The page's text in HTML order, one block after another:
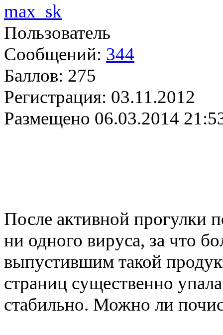
max_sk
Пользователь
Сообщений: 344
Баллов: 275
Регистрация: 03.11.2012
Размещено 06.03.2014
После активной прогулки
ни одного вируса, за что
выпустившим такой
страниц существенно
стабильно. Можно ли